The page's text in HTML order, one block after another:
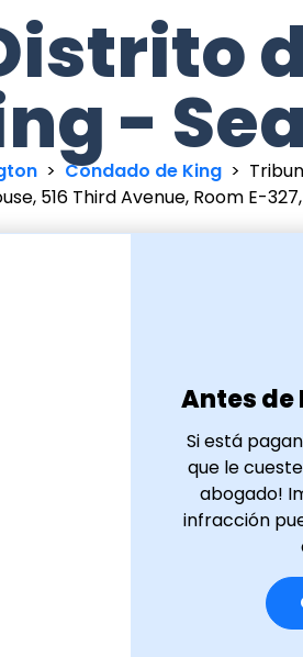
-
> Condado de King >
516 Third Avenue, Room E-
Antes
Si está
que le
abogado!
infracción